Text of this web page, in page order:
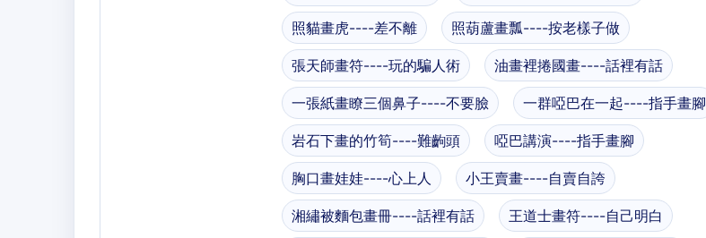
照貓畫虎----差不離 照葫蘆畫瓢----按老樣子做
張天師畫符----玩的騙人術 油畫裡捲國畫----話裡有話
一張紙畫瞭三個鼻子----不要臉 一群啞巴在一起----指手畫腳
岩石下畫的竹筍----難齣頭 啞巴講演----指手畫腳
胸口畫娃娃----心上人 小王賣畫----自賣自誇
湘繡被麵包畫冊----話裡有話 王道士畫符----自己明白